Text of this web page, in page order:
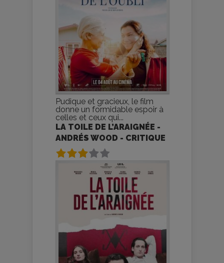
Pudique et gracieux, le film
donne un formidable espoir à
celles et ceux qui...
LA TOILE DE L’ARAIGNÉE -
ANDRÉS WOOD - CRITIQUE